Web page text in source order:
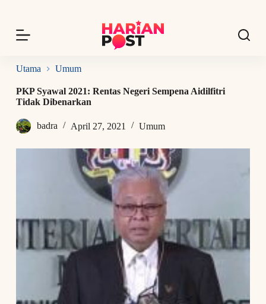
p
o
o
n
n
Utama Umum
PKP Syawal 2021: Rentas Negeri Sempena Aidilfitri
Tidak Dibenarkan
badra April 27, 2021 Umum